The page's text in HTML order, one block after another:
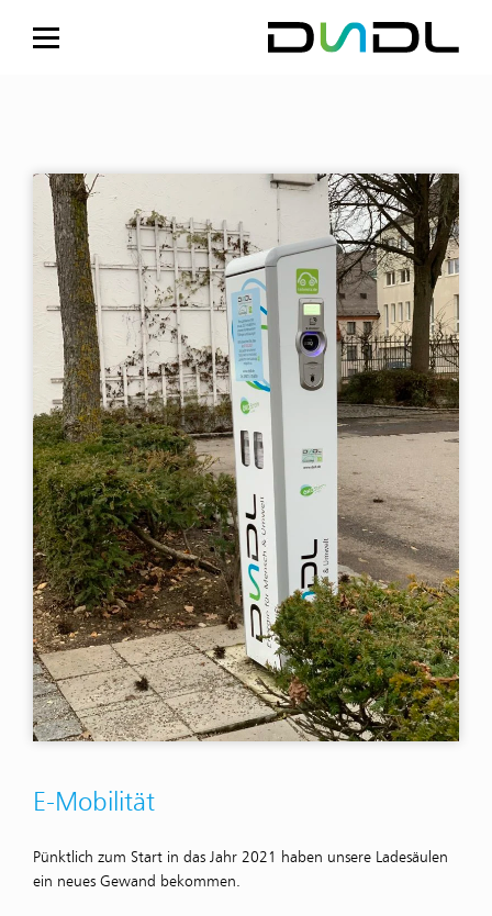
E-Mobilität
Pünktlich zum Start in das Jahr 2021 haben unsere Ladesäulen
ein neues Gewand bekommen.